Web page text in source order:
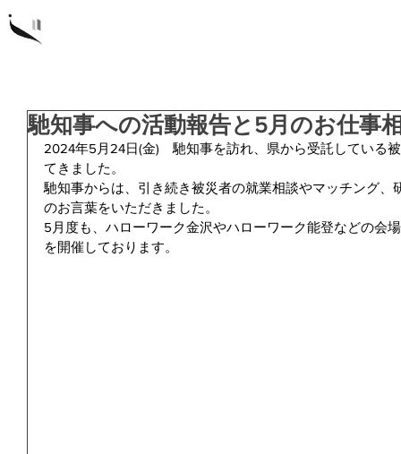
馳知事への活動報告と5月のお仕事
2024年5月24日(金)　馳知事を訪れ、県から受託している
てきました。
馳知事からは、引き続き被災者の就業相談やマッチング、
のお言葉をいただきました。
5月度も
、ハローワーク金沢やハローワーク能登などの会
を開催しております。